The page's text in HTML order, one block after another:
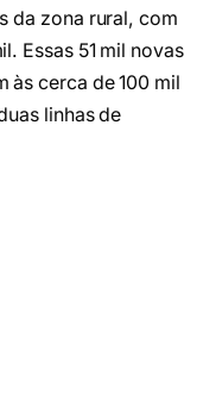
da zona rural, com
Essas 51 mil novas
às cerca de 100 mil
linhas de